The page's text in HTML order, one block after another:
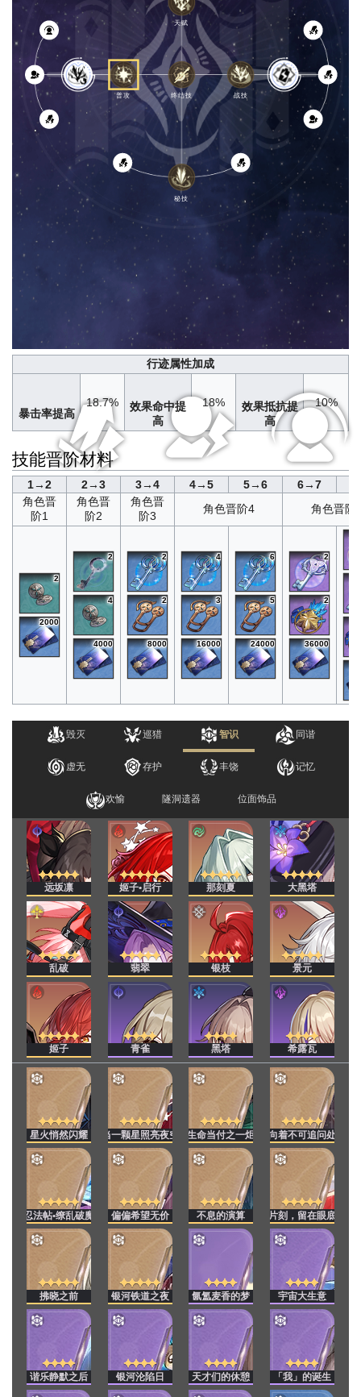
普攻 战技
终结技
秘技
天赋
行迹属性加成
暴击率提高
18.7%
效果命中提
高
18%
效果抵抗提
高
10%
技能晋阶材料
1→2 2→3 3→4 4→5 5→6 6→7
角色晋
阶1
角色晋
阶2
角色晋
阶3
角色晋阶4 角色晋阶
2
2000
2
4
4000
2
2
8000
4
3
16000
6
5
24000
2
2
36000
毁灭 巡猎 智识 同谐
虚无 存护 丰饶 记忆
欢愉 隧洞遗器 位面饰品
远坂凛 姬子•启行 那刻夏 大黑塔
乱破 翡翠 银枝 景元
姬子 青雀 黑塔 希露瓦
星火悄然闪耀 当一颗星照亮夜空 生命当付之一炬 向着不可追问处
忍法帖•缭乱破魔 偏偏希望无价 不息的演算 片刻，留在眼底
拂晓之前 银河铁道之夜 氤氲麦香的梦 宇宙大生意
谐乐静默之后 银河沦陷日 天才们的休憩 「我」的诞生